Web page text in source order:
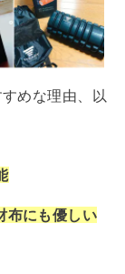
めな理由、以
布にも優しい